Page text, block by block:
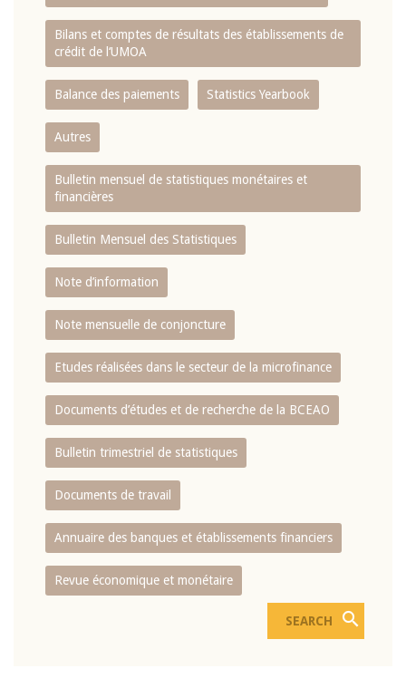
Bilans et comptes de résultats des établissements de
crédit de l‘UMOA
Balance des paiements Statistics Yearbook
Autres
Bulletin mensuel de statistiques monétaires et
financières
Bulletin Mensuel des Statistiques
Note d’information
Note mensuelle de conjoncture
Etudes réalisées dans le secteur de la microfinance
Documents d’études et de recherche de la BCEAO
Bulletin trimestriel de statistiques
Documents de travail
Annuaire des banques et établissements financiers
Revue économique et monétaire